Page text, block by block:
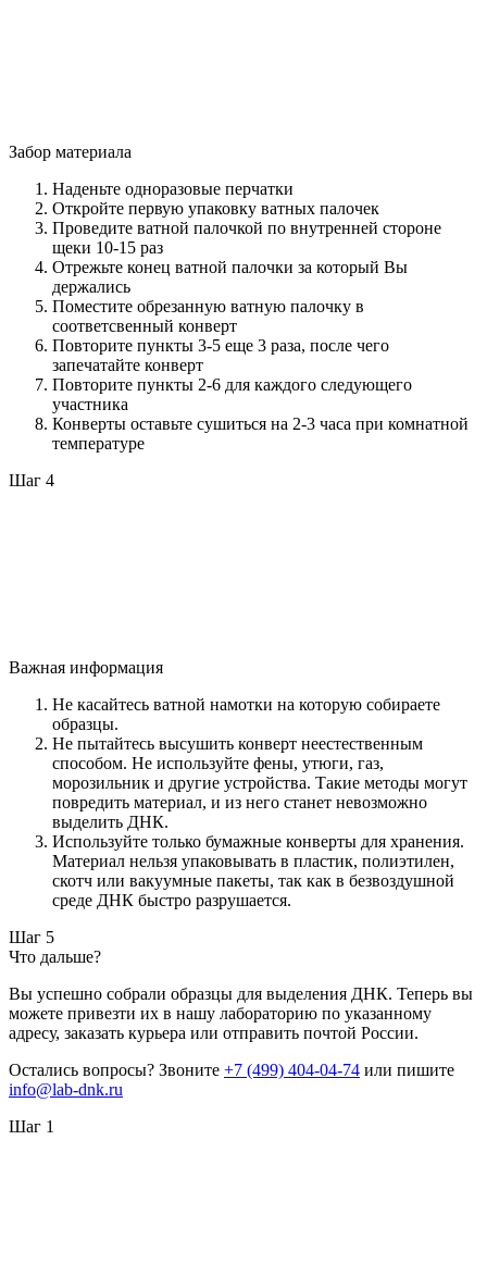
Забор материала
Наденьте одноразовые перчатки
Откройте первую упаковку ватных палочек
Проведите ватной палочкой по внутренней стороне
щеки 10-15 раз
Отрежьте конец ватной палочки за который Вы
держались
Поместите обрезанную ватную палочку в
соответсвенный конверт
Повторите пункты 3-5 еще 3 раза, после чего
запечатайте конверт
Повторите пункты 2-6 для каждого следующего
участника
Конверты оставьте сушиться на 2-3 часа при комнатной
температуре
Шаг 4
Важная информация
Не касайтесь ватной намотки на которую собираете
образцы.
Не пытайтесь высушить конверт неестественным
способом. Не используйте фены, утюги, газ,
морозильник и другие устройства. Такие методы могут
повредить материал, и из него станет невозможно
выделить ДНК.
Используйте только бумажные конверты для хранения.
Материал нельзя упаковывать в пластик, полиэтилен,
скотч или вакуумные пакеты, так как в безвоздушной
среде ДНК быстро разрушается.
Шаг 5
Что дальше?
Вы успешно собрали образцы для выделения ДНК. Теперь вы
можете привезти их в нашу лабораторию по указанному
адресу, заказать курьера или отправить почтой России.
Остались вопросы? Звоните +7 (499) 404-04-74 или пишите
info@lab-dnk.ru
Шаг 1